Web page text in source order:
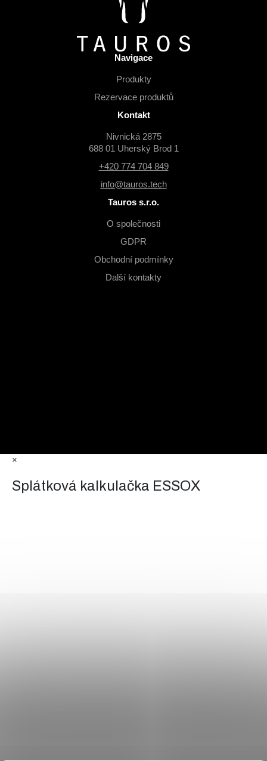
Navigace
Produkty
Rezervace produktů
Kontakt
Nivnická 2875
688 01 Uherský Brod 1
+420 774 704 849
info@tauros.tech
Tauros s.r.o.
O společnosti
GDPR
Obchodní podmínky
Další kontakty
×
Splátková kalkulačka ESSOX